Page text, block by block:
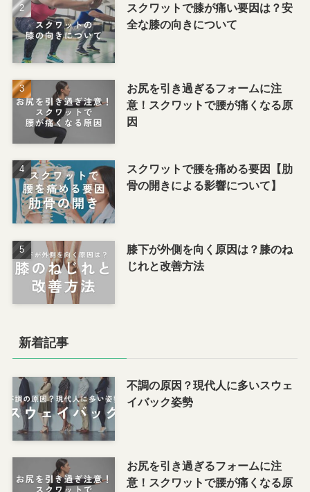
スクワットで膝が痛い要因は？安
全な膝の向きについて
お尻を引き過ぎるフォームに注
意！スクワットで腰が痛くなる原
因
スクワットで腰を痛める要因【肋
骨の開きによる影響について】
膝下が外側を向く原因は？膝のね
じれと改善方法
新着記事
不調の原因？現代人に多いスウェ
イバック姿勢
お尻を引き過ぎるフォームに注
意！スクワットで腰が痛くなる原